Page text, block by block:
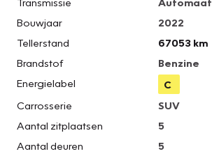
Bouwjaar
2022
Tellerstand
67053 km
Brandstof
Benzine
Energielabel
C
Carrosserie
SUV
Aantal zitplaatsen
5
Aantal deuren
5